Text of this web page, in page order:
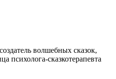
волшебных сказок,
психолога-сказкотерапевта